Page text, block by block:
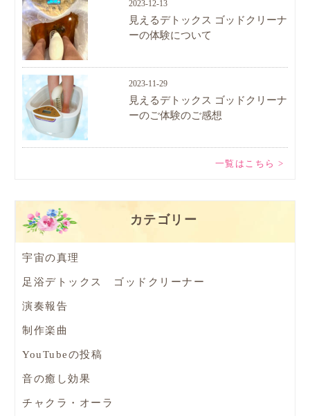
2023-12-13
見えるデトックス ゴッドクリーナ
ーの体験について
2023-11-29
見えるデトックス ゴッドクリーナ
ーのご体験のご感想
一覧はこちら >
カテゴリー
宇宙の真理
足浴デトックス ゴッドクリーナー
演奏報告
制作楽曲
YouTubeの投稿
音の癒し効果
チャクラ・オーラ